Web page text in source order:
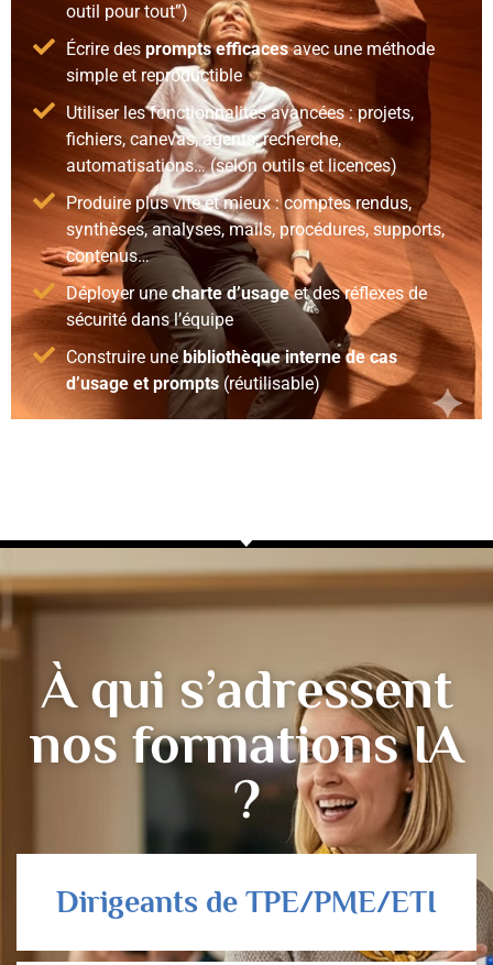
outil pour tout”)
Écrire des prompts efficacesavec une méthode
simple et reproductible
Utiliser les fonctionnalités avancées : projets,
fichiers, canevas, agents, recherche,
automatisations… (selon outils et licences)
Produire plus vite et mieux : comptes rendus,
synthèses, analyses, mails, procédures, supports,
contenus…
Déployer unecharte d’usageet des réflexes de
sécurité dans l’équipe
Construire unebibliothèque interne de cas
d’usage et prompts (réutilisable)
À qui s’adressent
nos formations IA
?
Dirigeants de TPE/PME/ETI